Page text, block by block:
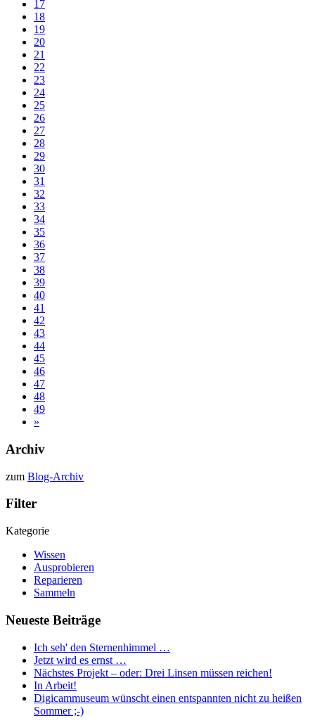
17
18
19
20
21
22
23
24
25
26
27
28
29
30
31
32
33
34
35
36
37
38
39
40
41
42
43
44
45
46
47
48
49
»
Archiv
zum Blog-Archiv
Filter
Kategorie
Wissen
Ausprobieren
Reparieren
Sammeln
Neueste Beiträge
Ich seh' den Sternenhimmel …
Jetzt wird es ernst …
Nächstes Projekt – oder: Drei Linsen müssen reichen!
In Arbeit!
Digicammuseum wünscht einen entspannten nicht zu heißen
Sommer ;-)